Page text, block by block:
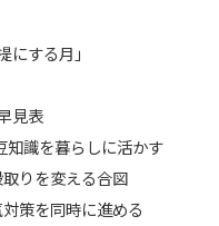
する月」
見表
知識を暮らしに活かす
りを変える合図
策を同時に進める